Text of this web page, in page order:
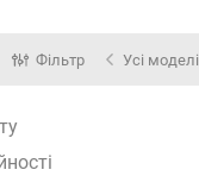
Фільтр Усі моделі